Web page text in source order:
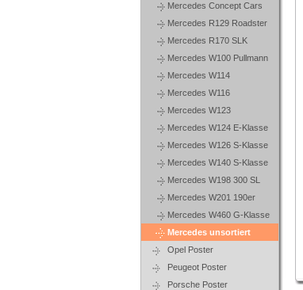
Mercedes Concept Cars
Mercedes R129 Roadster
Mercedes R170 SLK
Mercedes W100 Pullmann
Mercedes W114
Mercedes W116
Mercedes W123
Mercedes W124 E-Klasse
Mercedes W126 S-Klasse
Mercedes W140 S-Klasse
Mercedes W198 300 SL
Mercedes W201 190er
Mercedes W460 G-Klasse
Mercedes unsortiert
Opel Poster
Peugeot Poster
Porsche Poster